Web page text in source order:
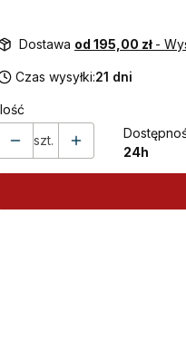
Dostawa od 195,00 zł -
Czas wysyłki:21 dni
szt.
24h